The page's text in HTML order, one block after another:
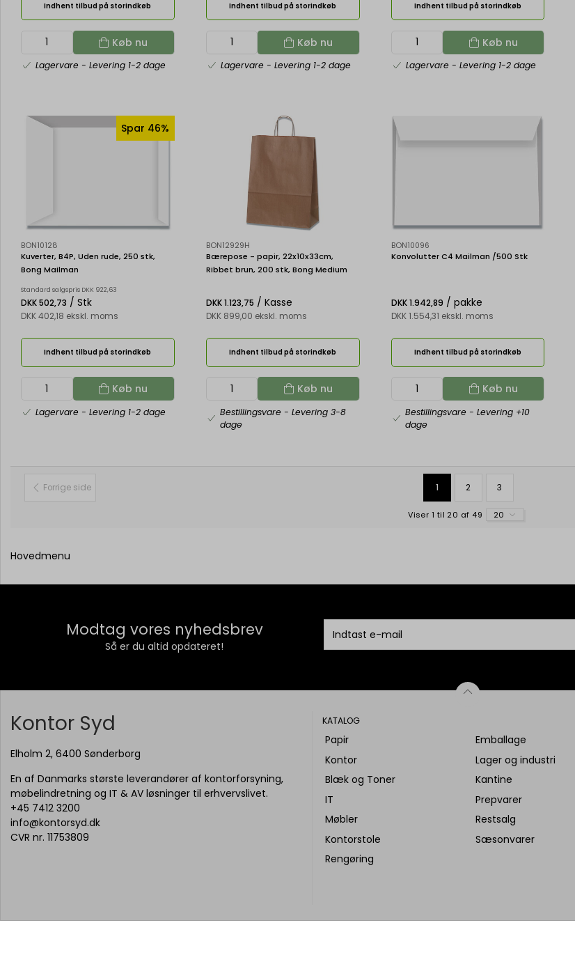
Indhent tilbud på storindkøb
Køb nu
Lagervare - Levering 1-2 dage
Indhent tilbud på storindkøb
Køb nu
Lagervare- Levering 1-2 dage
Indhent tilbud på storindkøb
Køb nu
Lagervare- Levering 1-2 dage
Spar 46%
BON10128
Kuverter, B4P, Uden rude, 250 stk,
Bong Mailman
Standard salgspris DKK 922,63
DKK 502,73 / Stk
DKK 402,18 ekskl. moms
Indhent tilbud på storindkøb
Køb nu
Lagervare - Levering 1-2 dage
BON12929H
Bærepose - papir, 22x10x33cm,
Ribbet brun, 200 stk, Bong Medium
DKK 1.123,75 / Kasse
DKK 899,00 ekskl. moms
Indhent tilbud på storindkøb
Køb nu
Bestillingsvare- Levering 3-8
dage
BON10096
Konvolutter C4 Mailman /500 Stk
DKK 1.942,89 / pakke
DKK 1.554,31 ekskl. moms
Indhent tilbud på storindkøb
Køb nu
Bestillingsvare- Levering +10
dage
Forrige side 1 2 3
Viser 1 til 20 af 49 20
Hovedmenu
Modtag vores nyhedsbrev
Så er du altid opdateret!
Kontor Syd
Elholm 2, 6400 Sønderborg
En af Danmarks største leverandører af kontorforsyning,
møbelindretning og IT & AV løsninger til erhvervslivet.
+45 7412 3200
info@kontorsyd.dk
CVR nr. 11753809
KATALOG
Papir
Kontor
Blæk og Toner
IT
Møbler
Kontorstole
Rengøring
Emballage
Lager og industri
Kantine
Prepvarer
Restsalg
Sæsonvarer